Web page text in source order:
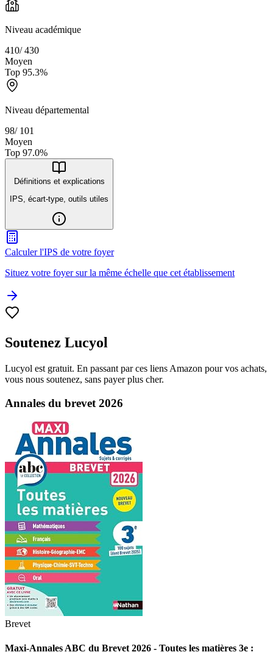
Niveau académique
410/430
Moyen
Top 95.3%
Niveau départemental
98/ 101
Moyen
Top 97.0%
Définitions et explications
IPS, écart-type, outils utiles
Calculer l'IPS de votre foyer
Situez votre foyer sur la même échelle que cet établissement
Soutenez Lucyol
Lucyol est gratuit. En passant par ces liens Amazon pour vos achats,
vous nous soutenez, sans payer plus cher.
Annales du brevet 2026
Brevet
Maxi-Annales ABC du Brevet 2026 - Toutes les matières 3e :